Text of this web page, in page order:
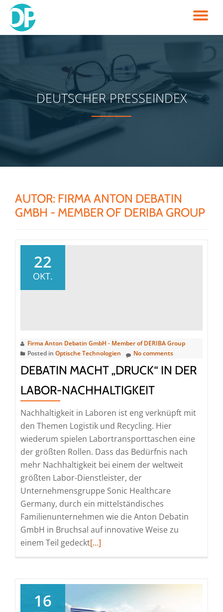
Skip
to
DEUTSCHER PRESSEINDEX
AUTOR: FIRMA ANTON DEBATIN
GMBH - MEMBER OF DERIBA GROUP
22
OKT.
Firma Anton Debatin GmbH - Member of DERIBA Group
Posted in Optische Technologien No comments
DEBATIN MACHT „DRUCK“ IN DER
LABOR-NACHHALTIGKEIT
Nachhaltigkeit in Laboren ist eng verknüpft mit
den Themen Logistik und Recycling. Hier
wiederum spielen Labortransporttaschen eine
der größten Rollen. Dass das Bedürfnis nach
mehr Nachhaltigkeit bei einem der weltweit
größten Labor-Dienstleister, der
Unternehmensgruppe Sonic Healthcare
Germany, durch ein mittelständisches
Familienunternehmen wie die Anton Debatin
GmbH in Bruchsal auf innovative Weise zu
einem Teil gedecktRead
„Druck“
[…]
16